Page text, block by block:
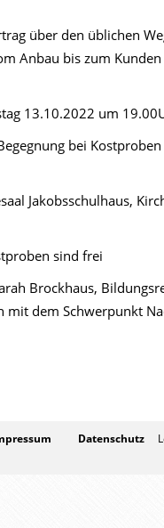
über den üblichen
Anbau bis zum
13.10.2022 um
bei
Jakobsschulhaus,
sind frei
Brockhaus,
mit dem Schwerpunkt
Datenschutz